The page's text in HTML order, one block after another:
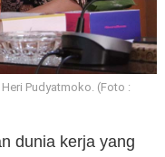
Pudyatmoko. (Foto :
dunia kerja yang